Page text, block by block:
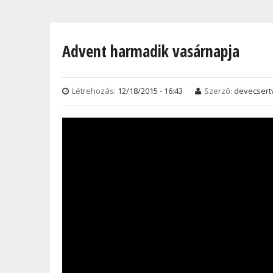
Advent harmadik vasárnapja
Létrehozás: 12/18/2015 - 16:43 Szerző: